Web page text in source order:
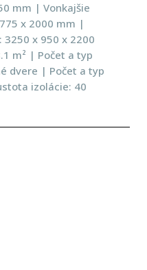
mm | Vonkajšie
x 2000 mm |
3250 x 950 x 2200
m² | Počet a typ
dvere | Počet a typ
izolácie: 40